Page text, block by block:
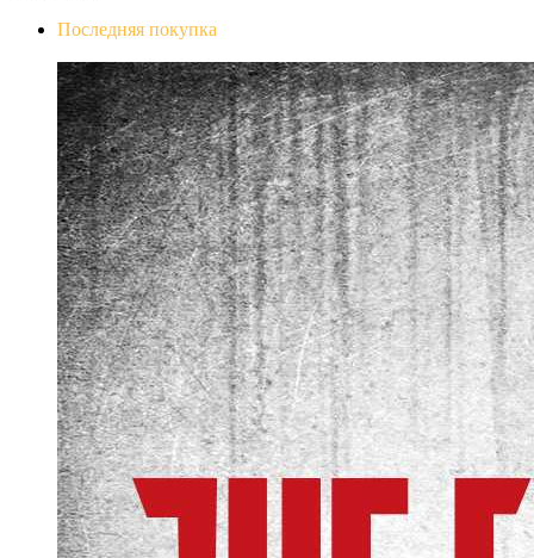
Последняя покупка